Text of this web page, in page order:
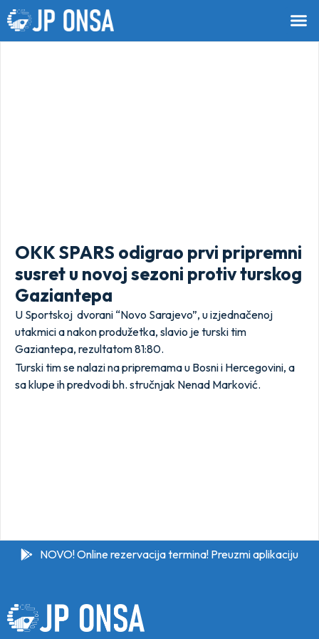
OKK SPARS odigrao prvi pripremni
susret u novoj sezoni protiv turskog
Gaziantepa
U Sportskoj dvorani “Novo Sarajevo”, u izjednačenoj
utakmici a nakon produžetka, slavio je turski tim
Gaziantepa, rezultatom 81:80.
Turski tim se nalazi na pripremama u Bosni i Hercegovini, a
sa klupe ih predvodi bh. stručnjak Nenad Marković.
NOVO! Online rezervacija termina! Preuzmi aplikaciju